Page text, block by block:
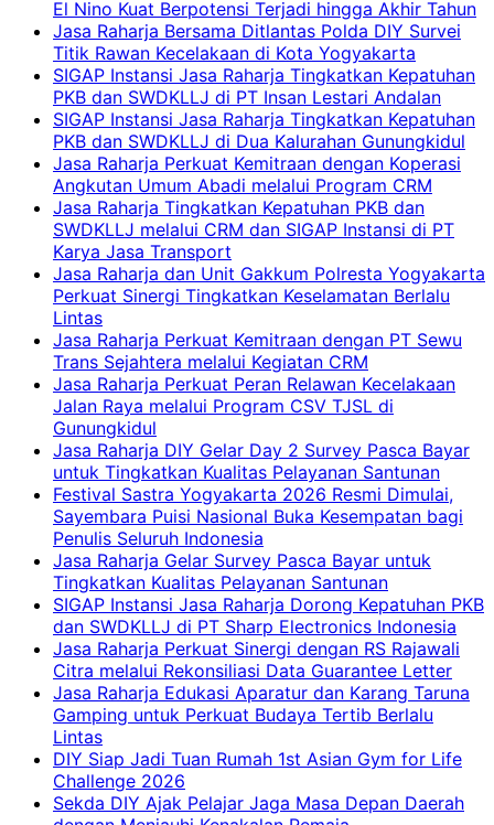
El Nino Kuat Berpotensi Terjadi hingga Akhir Tahun
Jasa Raharja Bersama Ditlantas Polda DIY Survei
Titik Rawan Kecelakaan di Kota Yogyakarta
SIGAP Instansi Jasa Raharja Tingkatkan Kepatuhan
PKB dan SWDKLLJ di PT Insan Lestari Andalan
SIGAP Instansi Jasa Raharja Tingkatkan Kepatuhan
PKB dan SWDKLLJ di Dua Kalurahan Gunungkidul
Jasa Raharja Perkuat Kemitraan dengan Koperasi
Angkutan Umum Abadi melalui Program CRM
Jasa Raharja Tingkatkan Kepatuhan PKB dan
SWDKLLJ melalui CRM dan SIGAP Instansi di PT
Karya Jasa Transport
Jasa Raharja dan Unit Gakkum Polresta Yogyakarta
Perkuat Sinergi Tingkatkan Keselamatan Berlalu
Lintas
Jasa Raharja Perkuat Kemitraan dengan PT Sewu
Trans Sejahtera melalui Kegiatan CRM
Jasa Raharja Perkuat Peran Relawan Kecelakaan
Jalan Raya melalui Program CSV TJSL di
Gunungkidul
Jasa Raharja DIY Gelar Day 2 Survey Pasca Bayar
untuk Tingkatkan Kualitas Pelayanan Santunan
Festival Sastra Yogyakarta 2026 Resmi Dimulai,
Sayembara Puisi Nasional Buka Kesempatan bagi
Penulis Seluruh Indonesia
Jasa Raharja Gelar Survey Pasca Bayar untuk
Tingkatkan Kualitas Pelayanan Santunan
SIGAP Instansi Jasa Raharja Dorong Kepatuhan PKB
dan SWDKLLJ di PT Sharp Electronics Indonesia
Jasa Raharja Perkuat Sinergi dengan RS Rajawali
Citra melalui Rekonsiliasi Data Guarantee Letter
Jasa Raharja Edukasi Aparatur dan Karang Taruna
Gamping untuk Perkuat Budaya Tertib Berlalu
Lintas
DIY Siap Jadi Tuan Rumah 1st Asian Gym for Life
Challenge 2026
Sekda DIY Ajak Pelajar Jaga Masa Depan Daerah